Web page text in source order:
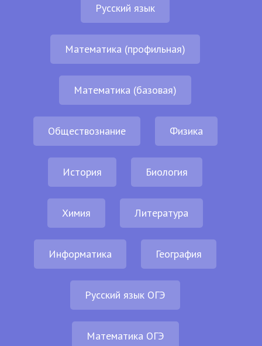
Русский язык
Математика (профильная)
Математика (базовая)
Обществознание Физика
История Биология
Химия Литература
Информатика География
Русский язык ОГЭ
Математика ОГЭ